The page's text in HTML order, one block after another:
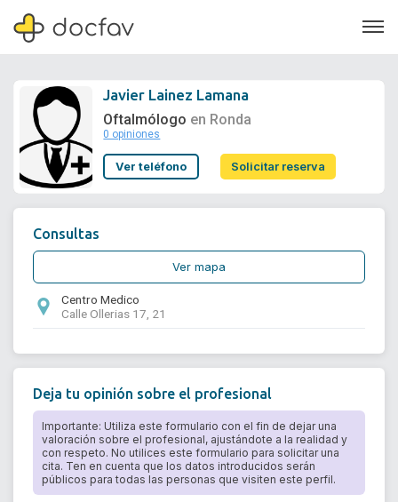
Soporte
Javier Lainez Lamana
Oftalmólogo en Ronda
0 opiniones
Ver teléfono Solicitar reserva
Consultas
Ver mapa
Centro Medico
Calle Ollerias 17, 21
Deja tu opinión sobre el profesional
Importante: Utiliza este formulario con el fin de dejar una
valoración sobre el profesional, ajustándote a la realidad y
con respeto. No utilices este formulario para solicitar una
cita. Ten en cuenta que los datos introducidos serán
públicos para todas las personas que visiten este perfil.